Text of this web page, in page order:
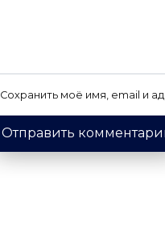
Сохранить моё имя, email и